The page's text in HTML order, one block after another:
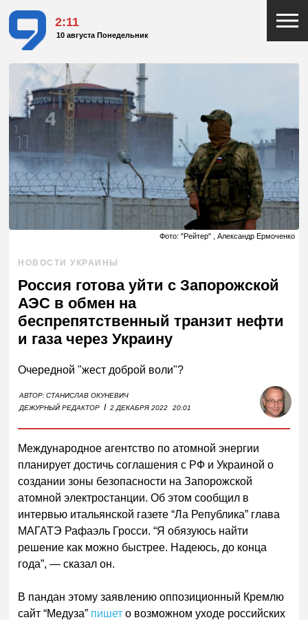
2:11
10 августа Понедельник
Фото: "Рейтер" , Александр Ермоченко
НОВОСТИ УКРАИНЫ
Россия готова уйти с Запорожской
АЭС в обмен на
беспрепятственный транзит нефти
и газа через Украину
Очередной "жест доброй воли"?
АВТОР:СТАНИСЛАВ ОКУНЕВИЧ
ДЕЖУРНЫЙ РЕДАКТОР I 2 ДЕКАБРЯ 2022 20:01
Международное агентство по атомной энергии
планирует достичь соглашения с РФ и Украиной о
создании зоны безопасности на Запорожской
атомной электростанции. Об этом сообщил в
интервью итальянской газете “Ла Република” глава
МАГАТЭ Рафаэль Гросси. “Я обязуюсь найти
решение как можно быстрее. Надеюсь, до конца
года”, — сказал он.
В пандан этому заявлению оппозиционный Кремлю
сайт “Медуза” пишет о возможном уходе российских